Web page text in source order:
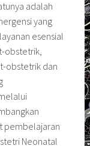
adalah
yang
esensial
obstetrik,
obstetrik dan
pembelajaran
Neonatal